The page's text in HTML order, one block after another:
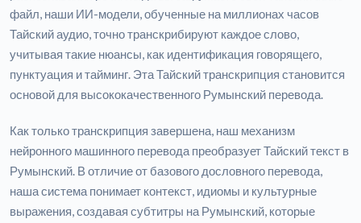
файл, наши ИИ-модели, обученные на миллионах часов
Тайский аудио, точно транскрибируют каждое слово,
учитывая такие нюансы, как идентификация говорящего,
пунктуация и тайминг. Эта Тайский транскрипция становится
основой для высококачественного Румынский перевода.
Как только транскрипция завершена, наш механизм
нейронного машинного перевода преобразует Тайский текст в
Румынский. В отличие от базового дословного перевода,
наша система понимает контекст, идиомы и культурные
выражения, создавая субтитры на Румынский, которые